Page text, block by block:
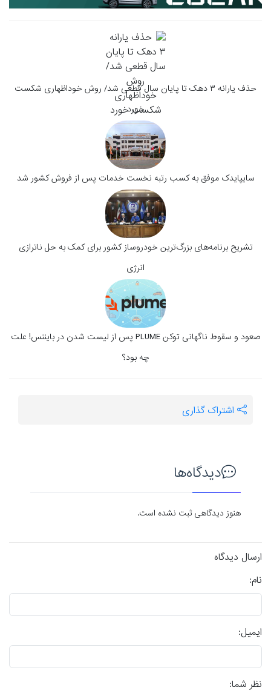
حذف یارانه ۳ دهک تا پایان سال قطعی شد/ روش خوداظهاری شکست
خورد
سایپایدک موفق به کسب رتبه نخست خدمات پس از فروش کشور شد
تشریح برنامه‌های بزرگ‌ترین خودروساز کشور برای کمک به حل ناترازی
انرژی
صعود و سقوط ناگهانی توکن PLUME پس از لیست شدن در بایننس! علت
چه بود؟
اشتراک گذاری
دیدگاه‌ها
هنوز دیدگاهی ثبت نشده است.
ارسال دیدگاه
نام:
ایمیل:
نظر شما: